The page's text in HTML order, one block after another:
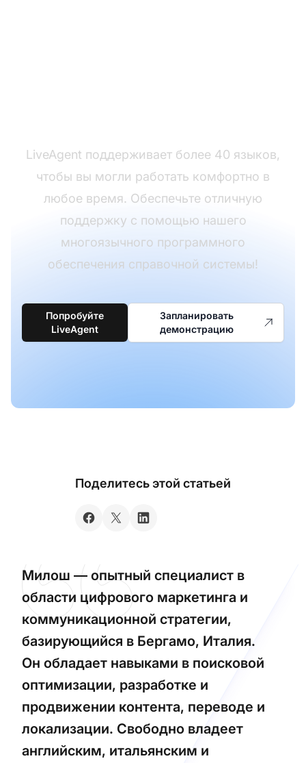
LiveAgent поддерживает более 40 языков,
чтобы вы могли работать комфортно в
любое время. Обеспечьте отличную
поддержку с помощью нашего
многоязычного программного
обеспечения справочной системы!
Попробуйте
LiveAgent
Запланировать
демонстрацию
Поделитесь этой статьей
Милош — опытный специалист в
области цифрового маркетинга и
коммуникационной стратегии,
базирующийся в Бергамо, Италия.
Он обладает навыками в поисковой
оптимизации, разработке и
продвижении контента, переводе и
локализации. Свободно владеет
английским, итальянским и